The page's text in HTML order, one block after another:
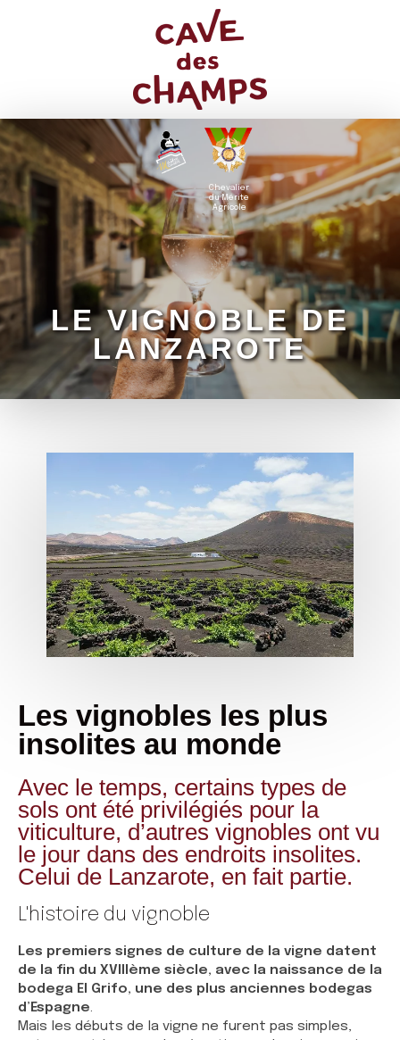
Chevalier
du Mérite
Agricole
LE VIGNOBLE DE
LANZAROTE
Les vignobles les plus
insolites au monde
Avec le temps, certains types de
sols ont été privilégiés pour la
viticulture, d’autres vignobles ont vu
le jour dans des endroits insolites.
Celui de Lanzarote, en fait partie.
L'histoire du vignoble
Les premiers signes de culture de la vigne datent
de la fin du XVIIIème siècle, avec la naissance de la
bodega El Grifo, une des plus anciennes bodegas
d’Espagne.
Mais les débuts de la vigne ne furent pas simples,